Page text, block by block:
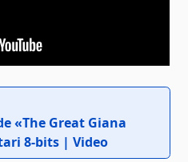
«The Great Giana
8-bits | Video